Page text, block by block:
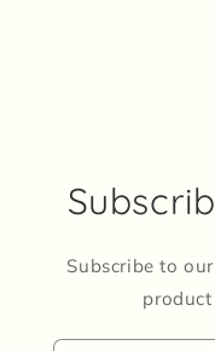
Subscribe to